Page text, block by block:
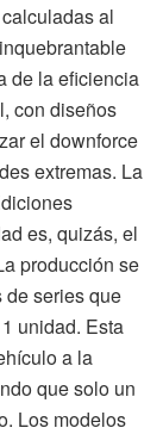
al
de la eficiencia
con diseños
el downforce
extremas. La
es, quizás, el
producción se
de series que
unidad. Esta
a la
que solo un
Los modelos